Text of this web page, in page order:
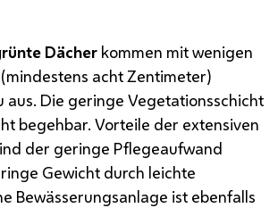
Dächer kommen mit wenigen
acht Zentimeter)
aus. Die geringe Vegetationsschicht
begehbar. Vorteile der extensiven
der geringe Pflegeaufwand
Gewicht durch leichte
Bewässerungsanlage ist ebenfalls